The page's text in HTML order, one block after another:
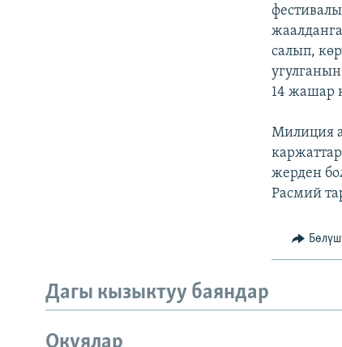
салып,
14 жашар
Милиция
жерден
Расмий
Дагы кызыктуу баяндар